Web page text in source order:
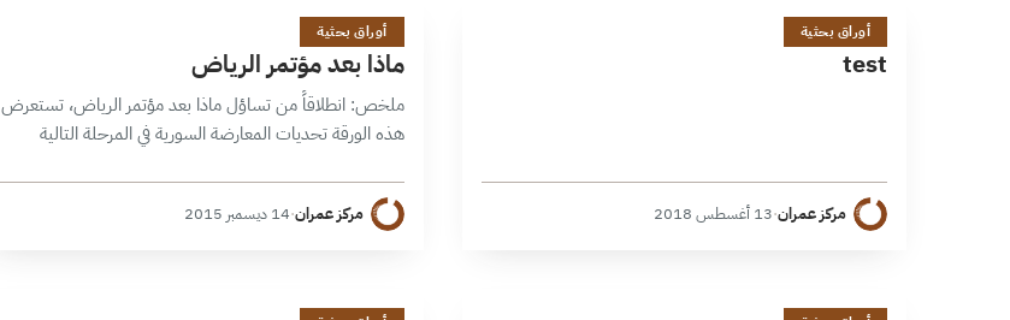
t1 دقائق
أوراق بحثية
test
مركز عمران·13 أغسطس 2018
م
11 دقائق
أوراق بحثية
ماذا بعد مؤتمر الرياض
ملخص: انطلاقاً من تساؤل ماذا بعد مؤتمر الرياض، تستعرض
هذه الورقة تحديات المعارضة السورية في المرحلة التالية
سواء تلك المتمثلة بالجهود السياسية…
مركز عمران·14 ديسمبر 2015
1 دقائق 1 دقائق